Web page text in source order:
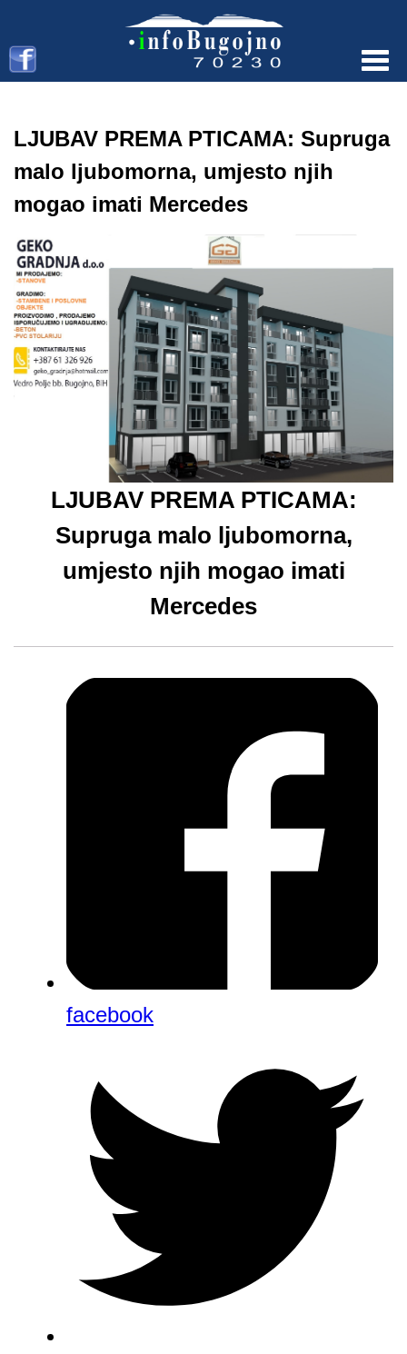
LJUBAV PREMA PTICAMA: Supruga
malo ljubomorna, umjesto njih
mogao imati Mercedes
LJUBAV PREMA PTICAMA:
Supruga malo ljubomorna,
umjesto njih mogao imati
Mercedes
facebook